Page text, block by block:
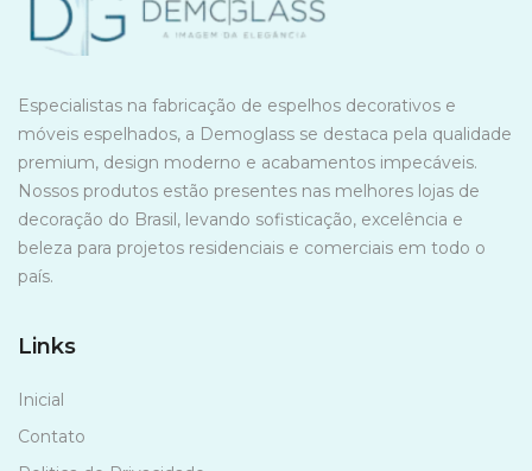
Especialistas na fabricação de espelhos decorativos e
móveis espelhados, a Demoglass se destaca pela qualidade
premium, design moderno e acabamentos impecáveis.
Nossos produtos estão presentes nas melhores lojas de
decoração do Brasil, levando sofisticação, excelência e
beleza para projetos residenciais e comerciais em todo o
país.
Links
Inicial
Contato